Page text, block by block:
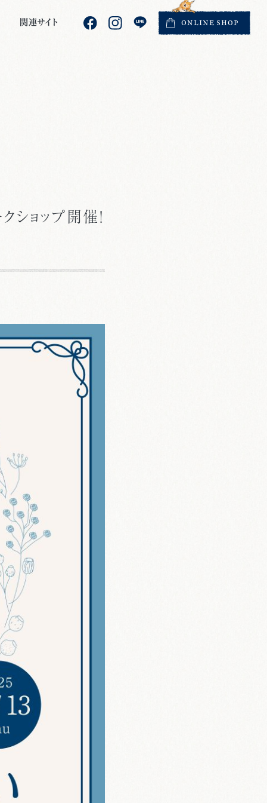
関連サイト ONLINE SHOP
ョップ開催！